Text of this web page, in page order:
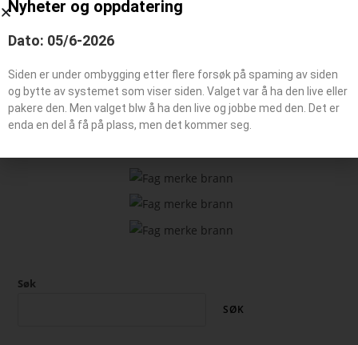
Feie-/tilsynsbil, Administrasjonsbil
Båt typer
Søk
SØK
Nyheter og oppdatering
Dato: 05/6-2026
Siden er under ombygging etter flere forsøk på spaming av siden
og bytte av systemet som viser siden. Valget var å ha den live eller
pakere den. Men valget blw å ha den live og jobbe med den. Det er
enda en del å få på plass, men det kommer seg.